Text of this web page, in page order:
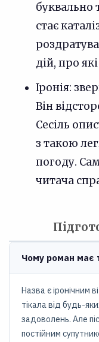
буквально
стає
дій, про
Іронія:
Він
Сесіль
з такою
погоду.
читача
Чому роман має
Назва є іронічним
тікала від будь-
задоволень. Але
постійним